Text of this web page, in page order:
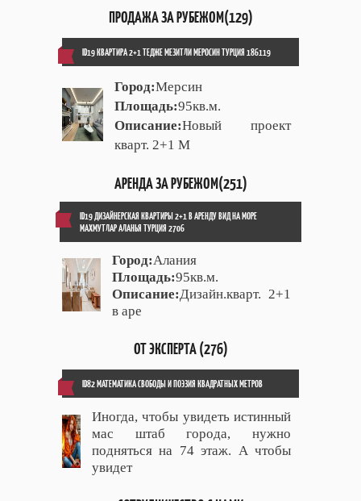
ПРОДАЖА ЗА РУБЕЖОМ(129)
ID19 КВАРТИРА 2+1 ТЕДЖЕ МЕЗИТЛИ МЕРОСИН ТУРЦИЯ 186119
Город:Мерсин
Площадь:95кв.м.
Описание:Новый проект
кварт. 2+1 М
АРЕНДА ЗА РУБЕЖОМ(251)
ID19 ДИЗАЙНЕРСКАЯ КВАРТИРЫ 2+1 В АРЕНДУ ВИД НА МОРЕ
МАХМУТЛАР АЛАНЬЯ ТУРЦИЯ 2706
Город:Алания
Площадь:95кв.м.
Описание:Дизайн.кварт. 2+1
в аре
ОТ ЭКСПЕРТА (276)
ID82 МАТЕМАТИКА СВОБОДЫ И ПОЭЗИЯ КВАДРАТНЫХ МЕТРОВ
Иногда, чтобы увидеть истинный
мас штаб города, нужно
подняться на 74 этаж. А чтобы
увидет